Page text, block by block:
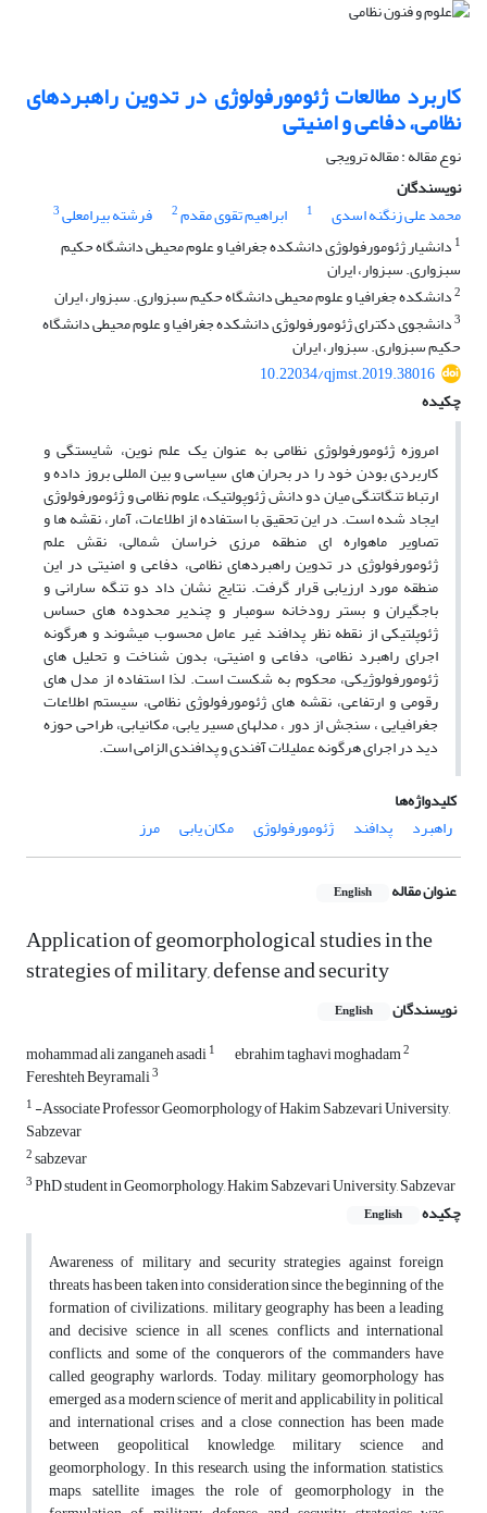
کاربرد مطالعات ژئومورفولوژی در تدوین راهبرد‌های
نظامی، دفاعی و امنیتی
نوع مقاله : مقاله ترویجی
نویسندگان
محمد علی زنگنه اسدی
1 ابراهیم تقوی مقدم2 فرشته بیرامعلی3
1 دانشیار ژئومورفولوژی دانشکده جغرافیا و علوم محیطی دانشگاه حکیم
سبزواری. سبزوار، ایران
2دانشکده جغرافیا و علوم محیطی دانشگاه حکیم سبزواری. سبزوار، ایران
3دانشجوی دکترای ژئومورفولوژی دانشکده جغرافیا و علوم محیطی دانشگاه
حکیم سبزواری. سبزوار، ایران
10.22034/qjmst.2019.38016
چکیده
امروزه ژئومورفولوژی نظامی به عنوان یک علم نوین، شایستگی و
کاربردی بودن خود را در بحران های سیاسی و بین المللی بروز داده و
ارتباط تنگاتنگی میان دو دانش ژئوپولتیک، علوم نظامی و ژئومورفولوژی
ایجاد شده است. در این تحقیق با استفاده از اطلاعات، آمار، نقشه ها و
تصاویر ماهواره ای منطقه مرزی خراسان شمالی، نقش علم
ژئومورفولوژی در تدوین راهبرد­های نظامی، دفاعی و امنیتی در این
منطقه مورد ارزیابی قرار گرفت. نتایج نشان داد دو تنگه سارانی و
باجگیران و بستر رودخانه سومبار و چندیر محدوده های حساس
ژئوپلتیکی از نقطه نظر پدافند غیر عامل محسوب می­شوند و هرگونه
اجرای راهبرد نظامی، دفاعی و امنیتی، بدون شناخت و تحلیل های
ژئومورفولوژیکی، محکوم به شکست است. لذا استفاده از مدل های
رقومی و ارتفاعی، نقشه های ژئومورفولوژی نظامی، سیستم اطلاعات
جغرافیایی ، سنجش از دور ، مدل­های مسیر یابی، مکانیابی، طراحی حوزه
دید در اجرای هرگونه عملیلات آفندی و پدافندی الزامی است.
کلیدواژه‌ها
راهبرد
پدافند ژئومورفولوژی مکان یابی مرز
عنوان مقاله English
Application of geomorphological studies in the
strategies of military, defense and security
نویسندگان English
mohammad ali zanganeh asadi1 ebrahim taghavi moghadam2
Fereshteh Beyramali3
1 -Associate Professor Geomorphology of Hakim Sabzevari University,
Sabzevar
2sabzevar
3PhD student in Geomorphology, Hakim Sabzevari University, Sabzevar
چکیده
English
Awareness of military and security strategies against foreign
threats has been taken into consideration since the beginning of the
formation of civilizations. military geography has been a leading
and decisive science in all scenes, conflicts and international
conflicts, and some of the conquerors of the commanders have
called geography warlords. Today, military geomorphology has
emerged as a modern science of merit and applicability in political
and international crises, and a close connection has been made
between geopolitical knowledge, military science and
geomorphology. In this research, using the information, statistics,
maps, satellite images, the role of geomorphology in the